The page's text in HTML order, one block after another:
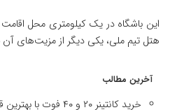
این باشگاه در یک کیلومتری محل اقامت
هتل تیم ملی، یکی دیگر از مزیت‌های
آخرین مطالب
خرید کانتینر ۲۰ و ۴۰ فوت با بهترین قیمت